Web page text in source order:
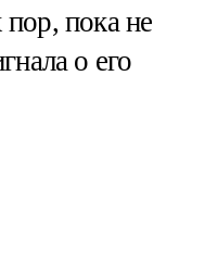
пока не
о его